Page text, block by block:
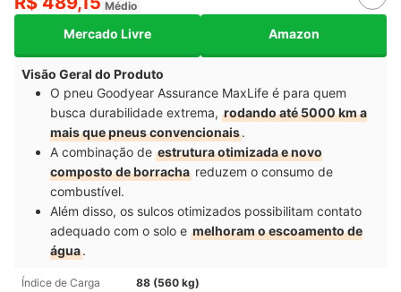
Médio
Mercado Livre Amazon
Visão Geral do Produto
O pneu Goodyear Assurance MaxLife é para quem
busca durabilidade extrema, rodando até 5000 km a
mais que pneus convencionais. ​
A combinação de estrutura otimizada e novo
composto de borracha reduzem o consumo de
combustível​.
Além disso, os sulcos otimizados possibilitam contato
adequado com o solo e melhoram o escoamento de
água.
Índice de Carga 88 (560 kg)